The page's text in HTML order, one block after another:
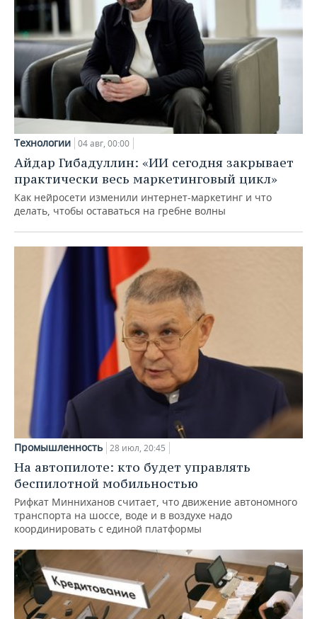
Технологии 04 авг, 00:00
Айдар Гибадуллин: «ИИ сегодня закрывает
практически весь маркетинговый цикл»
Как нейросети изменили интернет-маркетинг и что
делать, чтобы оставаться на гребне волны
Промышленность 28 июл, 20:45
На автопилоте: кто будет управлять
беспилотной мобильностью
Рифкат Минниханов считает, что движение автономного
транспорта на шоссе, воде и в воздухе надо
координировать с единой платформы